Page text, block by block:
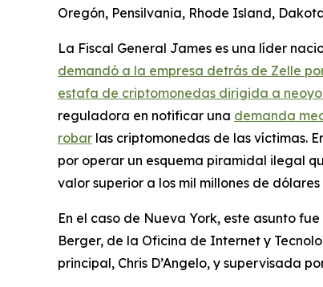
Oregón, Pensilvania, Rhode Island,
La Fiscal General James es una líder
demandó a la empresa detrás de Zelle
estafa de criptomonedas dirigida a
reguladora en notificar una demanda
robar las criptomonedas de las víctimas.
por operar un esquema piramidal ilegal
valor superior a los mil millones de
En el caso de Nueva York, este asunto
Berger, de la Oficina de Internet y
principal, Chris D’Angelo, y supervisada